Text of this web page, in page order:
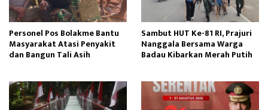
Personel Pos Bolakme Bantu
Masyarakat Atasi Penyakit
dan Bangun Tali Asih
Sambut HUT Ke-81 RI, Prajuri
Nanggala Bersama Warga
Badau Kibarkan Merah Putih